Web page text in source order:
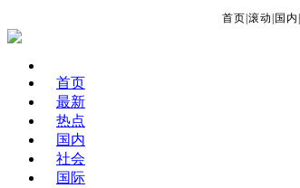
首页 滚动 国内
首页
最新
热点
国内
社会
国际